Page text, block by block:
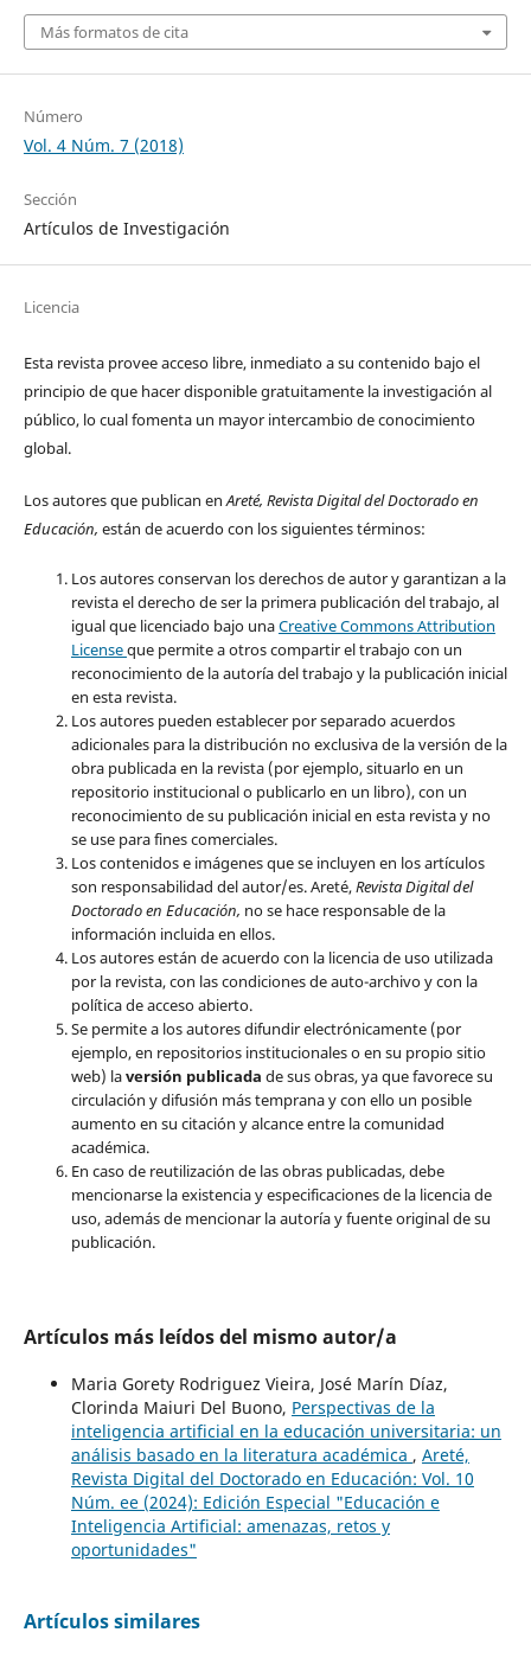
Más formatos de cita
Número
Vol. 4 Núm. 7 (2018)
Sección
Artículos de Investigación
Licencia
Esta revista provee acceso libre, inmediato a su contenido bajo el
principio de que hacer disponible gratuitamente la investigación al
público, lo cual fomenta un mayor intercambio de conocimiento
global.
Los autores que publican enAreté, Revista Digital del Doctorado en
Educación, están de acuerdo con los siguientes términos:
Los autores conservan los derechos de autor y garantizan a la
revista el derecho de ser la primera publicación del trabajo, al
igual que licenciado bajo unaCreative Commons Attribution
Licenseque permite a otros compartir el trabajo con un
reconocimiento de la autoría del trabajo y la publicación inicial
en esta revista.
Los autores pueden establecer por separado acuerdos
adicionales para la distribución no exclusiva de la versión de la
obra publicada en la revista (por ejemplo, situarlo en un
repositorio institucional o publicarlo en un libro), con un
reconocimiento de su publicación inicial en esta revista y no
se use para fines comerciales.
Los contenidos e imágenes que se incluyen en los artículos
son responsabilidad del autor/es. Areté,Revista Digital del
Doctorado en Educación, no se hace responsable de la
información incluida en ellos.
Los autores están de acuerdo con la licencia de uso utilizada
por la revista, con las condiciones de auto-archivo y con la
política de acceso abierto.
Se permite a los autores difundir electrónicamente (por
ejemplo, en repositorios institucionales o en su propio sitio
web) laversión publicada de sus obras, ya que favorece su
circulación y difusión más temprana y con ello un posible
aumento en su citación y alcance entre la comunidad
académica.
En caso de reutilización de las obras publicadas, debe
mencionarse la existencia y especificaciones de la licencia de
uso, además de mencionar la autoría y fuente original de su
publicación.
Artículos más leídos del mismo autor/a
Maria Gorety Rodriguez Vieira, José Marín Díaz,
Clorinda Maiuri Del Buono, Perspectivas de la
inteligencia artificial en la educación universitaria: un
análisis basado en la literatura académica , Areté,
Revista Digital del Doctorado en Educación: Vol. 10
Núm. ee (2024): Edición Especial "Educación e
Inteligencia Artificial: amenazas, retos y
oportunidades"
Artículos similares